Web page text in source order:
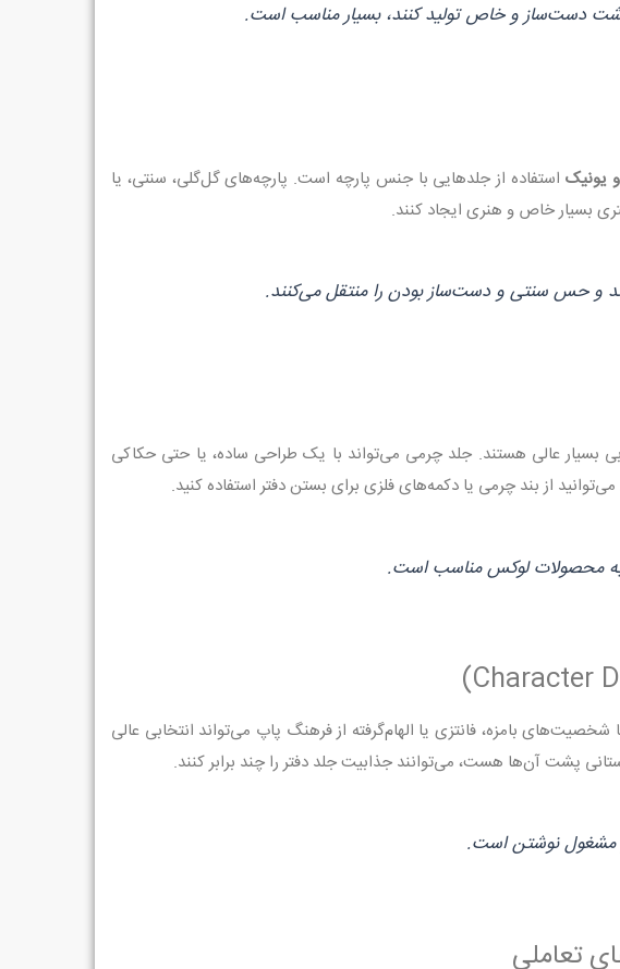
دست‌ساز و خاص تولید کنند، بسیار مناسب است.
یونیک استفاده از جلدهایی با جنس پارچه است. پارچه‌های گل‌گلی، سنتی، یا
بسیار خاص و هنری ایجاد کنند.
و حس سنتی و دست‌ساز بودن را منتقل می‌کنند.
بسیار عالی هستند. جلد چرمی می‌تواند با یک طراحی ساده، یا حتی حکاکی
از بند چرمی یا دکمه‌های فلزی برای بستن دفتر استفاده کنید.
به محصولات لوکس مناسب است.
بامزه، فانتزی یا الهام‌گرفته از فرهنگ پاپ می‌تواند انتخابی عالی
پشت آن‌ها هست، می‌توانند جذابیت جلد دفتر را چند برابر کنند.
مشغول نوشتن است.